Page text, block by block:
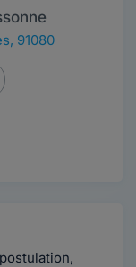
91080